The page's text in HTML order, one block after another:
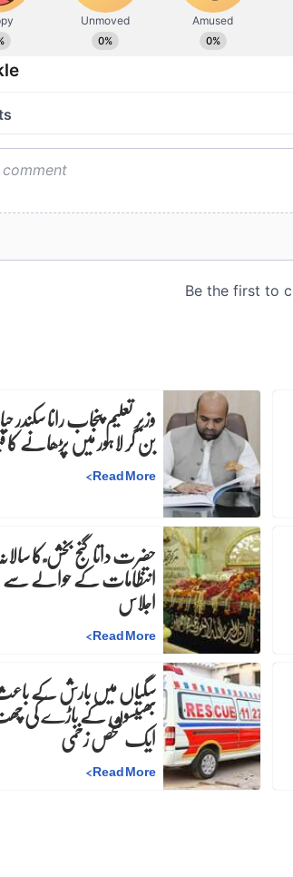
وزیرِ تعلیم پنجاب رانا سکندر
بن کر لاہور میں پڑھانے
Read More
>
حضرت داتا گنج بخش ؒ کا
انتظامات کے حوالے
اجلاس
Read More
>
سگیاں میں بارش کے
بھینسوں کے باڑے کی
ایک شخص زخمی
Read More
>